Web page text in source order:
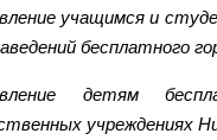
учащимся и
бесплатного
детям
учреждениях